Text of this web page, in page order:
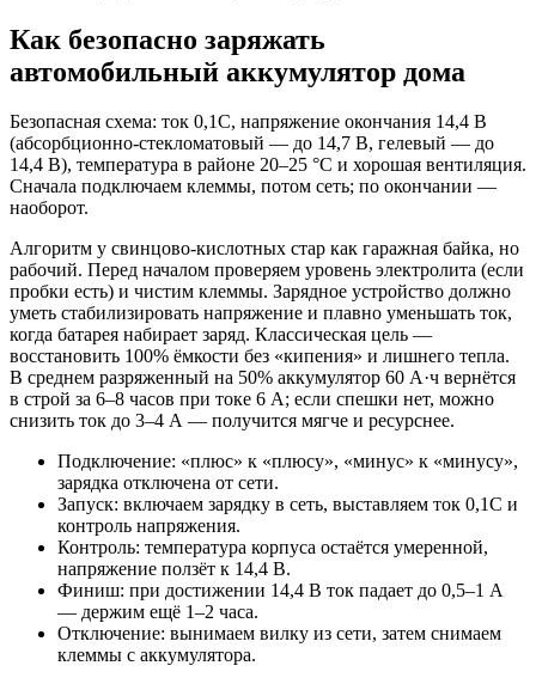
Как безопасно заряжать
автомобильный аккумулятор дома
Безопасная схема: ток 0,1C, напряжение окончания 14,4 В
(абсорбционно‑стекломатовый — до 14,7 В, гелевый — до
14,4 В), температура в районе 20–25 °C и хорошая вентиляция.
Сначала подключаем клеммы, потом сеть; по окончании —
наоборот.
Алгоритм у свинцово‑кислотных стар как гаражная байка, но
рабочий. Перед началом проверяем уровень электролита (если
пробки есть) и чистим клеммы. Зарядное устройство должно
уметь стабилизировать напряжение и плавно уменьшать ток,
когда батарея набирает заряд. Классическая цель —
восстановить 100% ёмкости без «кипения» и лишнего тепла.
В среднем разряженный на 50% аккумулятор 60 А·ч вернётся
в строй за 6–8 часов при токе 6 А; если спешки нет, можно
снизить ток до 3–4 А — получится мягче и ресурснее.
Подключение: «плюс» к «плюсу», «минус» к «минусу»,
зарядка отключена от сети.
Запуск: включаем зарядку в сеть, выставляем ток 0,1C и
контроль напряжения.
Контроль: температура корпуса остаётся умеренной,
напряжение ползёт к 14,4 В.
Финиш: при достижении 14,4 В ток падает до 0,5–1 А
— держим ещё 1–2 часа.
Отключение: вынимаем вилку из сети, затем снимаем
клеммы с аккумулятора.